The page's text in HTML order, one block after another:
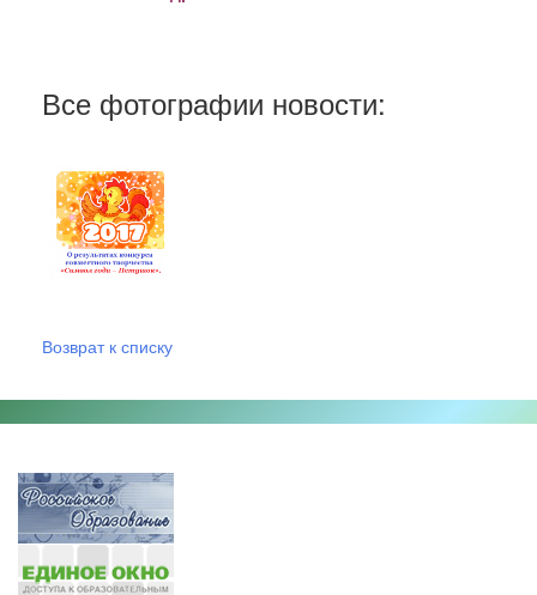
Все фотографии новости:
Возврат к списку